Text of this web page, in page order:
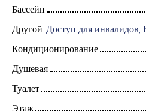
Бассейн
Другой
Кондиционирование
Душевая
Туалет
Этаж